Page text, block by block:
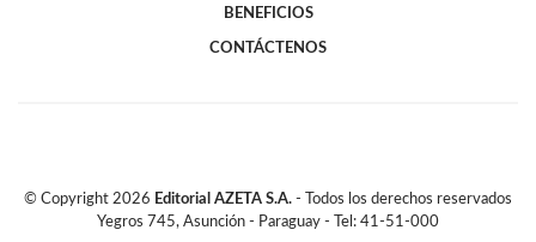
BENEFICIOS
CONTÁCTENOS
© Copyright 2026 Editorial AZETA S.A. - Todos los derechos reservados
Yegros 745, Asunción - Paraguay - Tel: 41-51-000